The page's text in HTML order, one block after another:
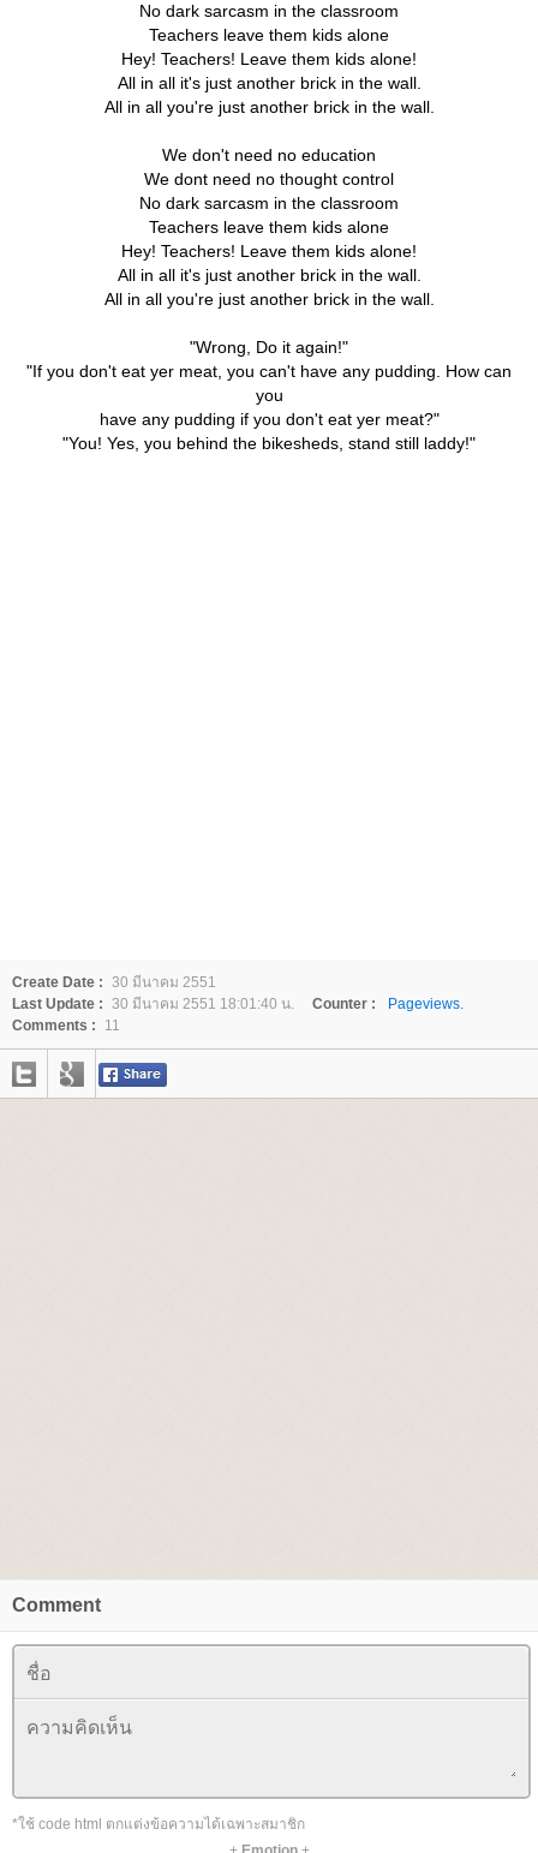
No dark sarcasm in the classroom
Teachers leave them kids alone
Hey! Teachers! Leave them kids alone!
All in all it's just another brick in the wall.
All in all you're just another brick in the wall.
We don't need no education
We dont need no thought control
No dark sarcasm in the classroom
Teachers leave them kids alone
Hey! Teachers! Leave them kids alone!
All in all it's just another brick in the wall.
All in all you're just another brick in the wall.
"Wrong, Do it again!"
"If you don't eat yer meat, you can't have any pudding. How can
you
have any pudding if you don't eat yer meat?"
"You! Yes, you behind the bikesheds, stand still laddy!"
Create Date : 30 มีนาคม 2551
Last Update : 30 มีนาคม 2551 18:01:40 น. Counter :
Pageviews.
Comments :
11
Comment
*ใช้ code html ตกแต่งข้อความได้เฉพาะสมาชิก